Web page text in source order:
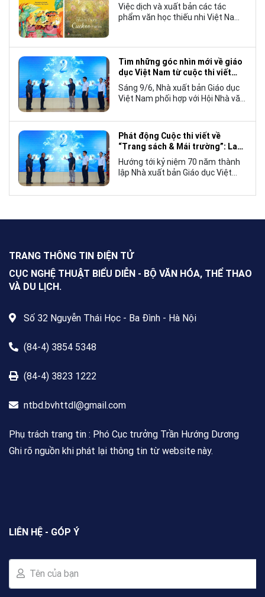
Việc dịch và xuất bản các tác
phẩm văn học thiếu nhi Việt Nam
tế, mà còn góp phần đưa những
câu chuyện mang đậm bản sắc
văn hóa Việt Nam bước ra thế giới.
Tìm những góc nhìn mới về giáo
dục Việt Nam từ cuộc thi viết
“Trang sách và Mái trường”
Sáng 9/6, Nhà xuất bản Giáo dục
Việt Nam phối hợp với Hội Nhà văn
cuộc thi viết về “Trang sách và
Mái trường”, hướng tới kỷ niệm 70
năm thành lập Nhà xuất bản Giáo
dục Việt Nam vào năm 2027.
Phát động Cuộc thi viết về
“Trang sách & Mái trường”: Lan
tỏa tình yêu học tập, tôn vinh
những giá trị bền vững của giáo
dục
Hướng tới kỷ niệm 70 năm thành
lập Nhà xuất bản Giáo dục Việt
NXBGDVN phối hợp với Hội Nhà
Nam trong và ngoài nước, không
giới hạn độ tuổi, nghề nghiệp hay
nơi cư trú.
TRANG THÔNG TIN ĐIỆN TỬ
CỤC NGHỆ THUẬT BIỂU DIỄN - BỘ VĂN HÓA, THỂ THAO
VÀ DU LỊCH.
Số 32 Nguyễn Thái Học - Ba Đình - Hà Nội
(84-4) 3854 5348
(84-4) 3823 1222
ntbd.bvhttdl@gmail.com
Phụ trách trang tin : Phó Cục trưởng Trần Hướng Dương
Ghi rõ nguồn khi phát lại thông tin từ website này.
LIÊN HỆ - GÓP Ý
Tên của bạn